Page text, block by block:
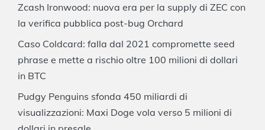
Zcash Ironwood: nuova era per la supply di ZEC con
la verifica pubblica post-bug Orchard
Caso Coldcard: falla dal 2021 compromette seed
phrase e mette a rischio oltre 100 milioni di dollari
in BTC
Pudgy Penguins sfonda 450 miliardi di
visualizzazioni: Maxi Doge vola verso 5 milioni di